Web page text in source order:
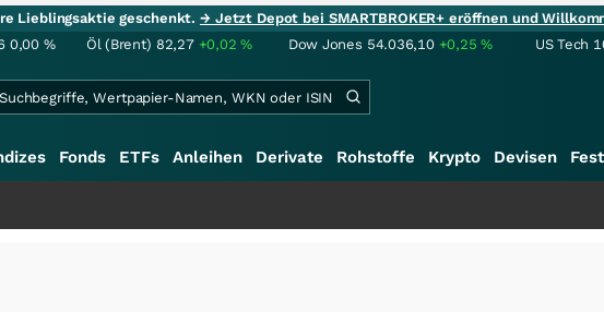
Lieblingsaktie geschenkt.→ Jetzt Depot bei SMARTBROKER+ eröffnen und
0,00 % Öl (Brent) 82,27 +0,02% Dow Jones 54.036,10 +0,25% US Tech
Fonds ETFs Anleihen Derivate Rohstoffe Krypto Devisen